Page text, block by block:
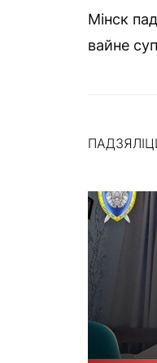
Мінск
вайне